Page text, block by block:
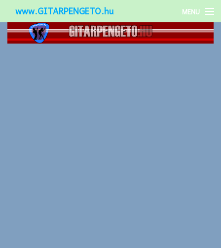
www.GITARPENGETO.hu MENU
Népszerű-